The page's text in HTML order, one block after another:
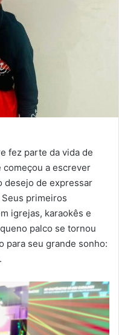
fez parte da vida de
começou a escrever
desejo de expressar
primeiros
igrejas, karaokês e
palco se tornou
para seu grande sonho: